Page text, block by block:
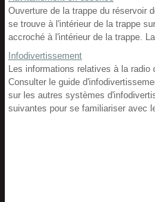
Ouverture de la trappe du réservoir
se trouve à l'intérieur de la trappe
accroché à l'intérieur de la trappe.
Infodivertissement
Les informations relatives à la radio
Consulter le guide
sur les autres systèmes
suivantes pour se familiariser avec